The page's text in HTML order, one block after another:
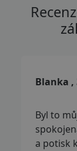
Blanka ,
Byl to
a potisk